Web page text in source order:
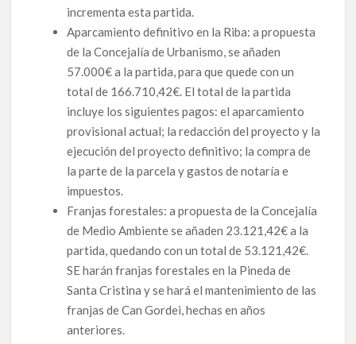
incrementa esta partida.
Aparcamiento definitivo en la Riba: a propuesta
de la Concejalía de Urbanismo, se añaden
57.000€ a la partida, para que quede con un
total de 166.710,42€. El total de la partida
incluye los siguientes pagos: el aparcamiento
provisional actual; la redacción del proyecto y la
ejecución del proyecto definitivo; la compra de
la parte de la parcela y gastos de notaría e
impuestos.
Franjas forestales: a propuesta de la Concejalía
de Medio Ambiente se añaden 23.121,42€ a la
partida, quedando con un total de 53.121,42€.
SE harán franjas forestales en la Pineda de
Santa Cristina y se hará el mantenimiento de las
franjas de Can Gordei, hechas en años
anteriores.